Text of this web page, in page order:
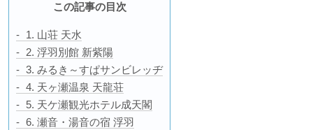
この記事の目次
1. 山荘 天水
2. 浮羽別館 新紫陽
3. みるき～すぱサンビレッヂ
4. 天ヶ瀬温泉 天龍荘
5. 天ケ瀬観光ホテル成天閣
6. 瀬音・湯音の宿 浮羽